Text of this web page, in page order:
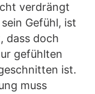
verdrängt
Gefühl, ist
dass doch
gefühlten
ist.
muss